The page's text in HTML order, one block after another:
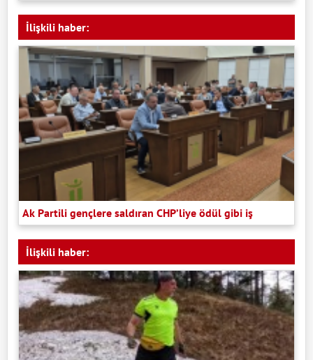
İlişkili haber:
Ak Partili gençlere saldıran CHP’liye ödül gibi iş
İlişkili haber: